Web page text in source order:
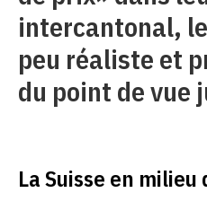
intercantonal,
peu réaliste et
du point de vue
La Suisse en